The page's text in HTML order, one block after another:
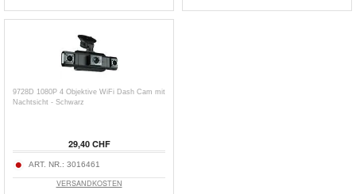
9728D 1080P 4 Objektive WiFi Dash Cam mit
Nachtsicht - Schwarz
29,40 CHF
ART. NR.: 3016461
VERSANDKOSTEN